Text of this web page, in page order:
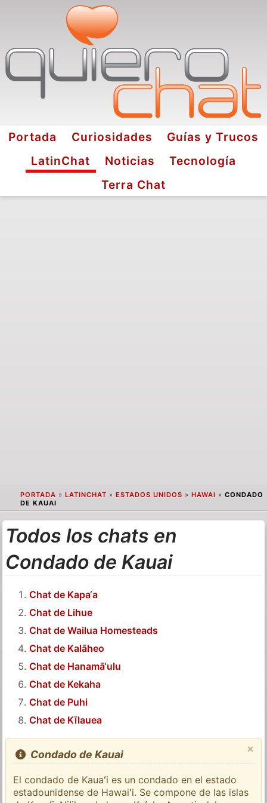
Portada Curiosidades
Guías y Trucos
LatinChat
Noticias
Tecnología
Terra Chat
PORTADA » LATINCHAT » ESTADOS UNIDOS » HAWAI » CONDADO
DE KAUAI
Todos los chats en
Condado de Kauai
Chat de Kapa‘a
Chat de Lihue
Chat de Wailua Homesteads
Chat de Kalāheo
Chat de Hanamā‘ulu
Chat de Kekaha
Chat de Puhi
Chat de Kīlauea
×
Condado de Kauai
El condado de Kauaʻi es un condado en el estado
estadounidense de Hawaiʻi. Se compone de las islas